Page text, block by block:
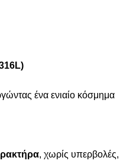
ένα ενιαίο κόσμημα
, χωρίς